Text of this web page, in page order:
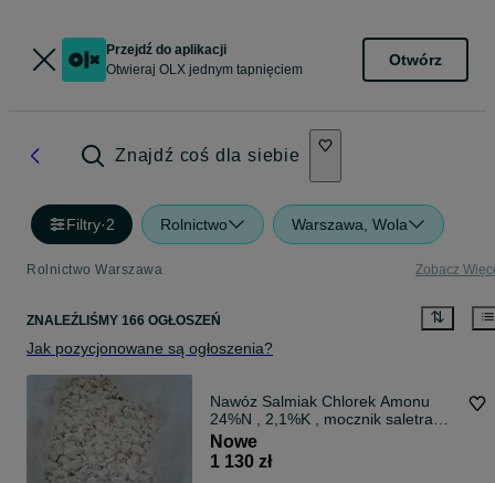
Przejdź do aplikacji
Otwieraj OLX jednym tapnięciem
Otwórz
Znajdź coś dla siebie
Filtry·2 Rolnictwo Warszawa, Wola
Rolnictwo Warszawa Zobacz
ZNALEŹLIŚMY 166 OGŁOSZEŃ
Jak pozycjonowane są ogłoszenia?
Nawóz Salmiak Chlorek Amonu
24%N , 2,1%K , mocznik saletra
NPK i inne
Nowe
1 130 zł